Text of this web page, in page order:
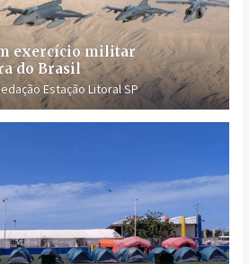
exercício militar
do Brasil
Estação Litoral SP